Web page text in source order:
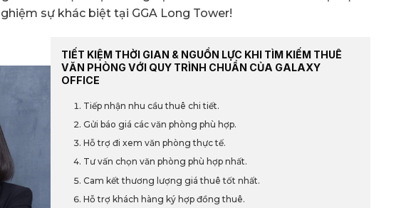
sự khác biệt tại GGA Long Tower!
TIẾT KIỆM THỜI GIAN & NGUỒN LỰC KHI TÌM KIẾM THUÊ
VĂN PHÒNG VỚI QUY TRÌNH CHUẨN CỦA GALAXY
OFFICE
Tiếp nhận nhu cầu thuê chi tiết.
Gửi báo giá các văn phòng phù hợp.
Hỗ trợ đi xem văn phòng thực tế.
Tư vấn chọn văn phòng phù hợp nhất.
Cam kết thương lượng giá thuê tốt nhất.
Hỗ trợ khách hàng ký hợp đồng thuê.